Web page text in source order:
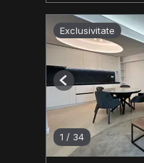
Exclusivitate
1 / 34
Previous